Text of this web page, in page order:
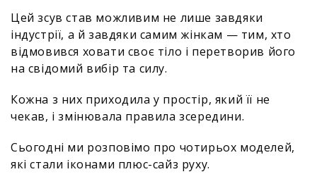
Цей зсув став можливим не лише завдяки
індустрії, а й завдяки самим жінкам — тим, хто
відмовився ховати своє тіло і перетворив його
на свідомий вибір та силу.
Кожна з них приходила у простір, який її не
чекав, і змінювала правила зсередини.
Сьогодні ми розповімо про чотирьох моделей,
які стали іконами плюс-сайз руху.